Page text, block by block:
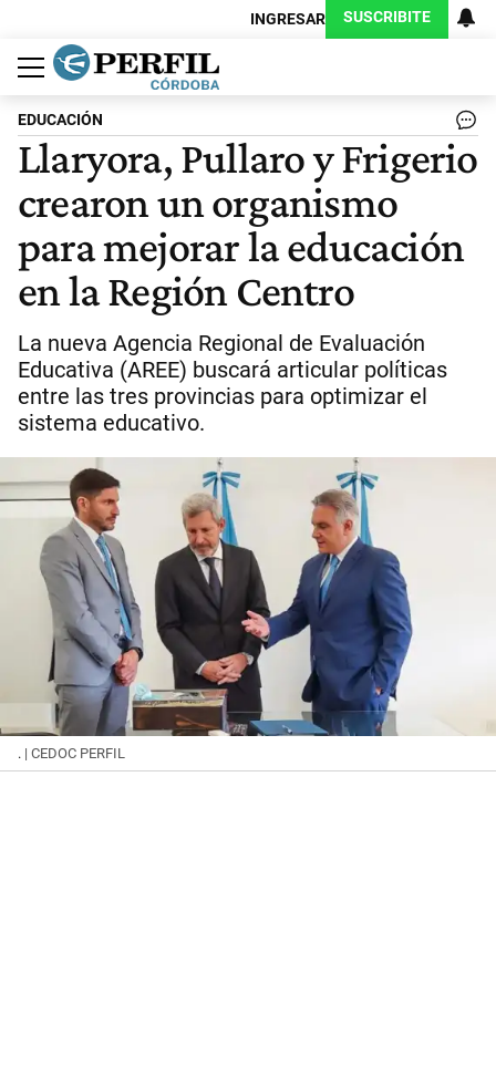
INGRESAR SUSCRIBITE
Política
Economía
Judiciales
Sociedad
Cultura
Espectáculos
Deportes
Protagonistas
EDUCACIÓN
Llaryora, Pullaro y Frigerio
crearon un organismo
para mejorar la educación
en la Región Centro
La nueva Agencia Regional de Evaluación
Educativa (AREE) buscará articular políticas
entre las tres provincias para optimizar el
sistema educativo.
. | CEDOC PERFIL